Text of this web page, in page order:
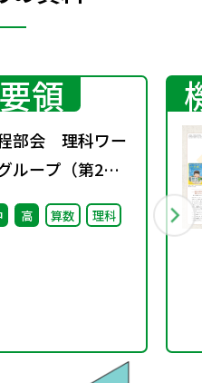
領
部会 理科ワー
ループ（第2
付資料
高 算数 理科